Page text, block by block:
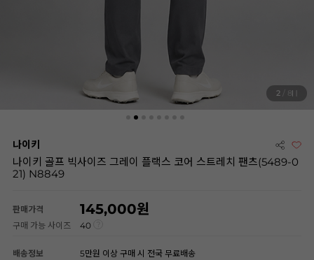
2 / 8
나이키
나이키 골프 빅사이즈 그레이 플랙스 코어 스트레치 팬츠(5489-0
21) N8849
판매가격 145,000
구매 가능 사이즈 40
배송정보 5만원 이상 구매 시 전국 무료배송